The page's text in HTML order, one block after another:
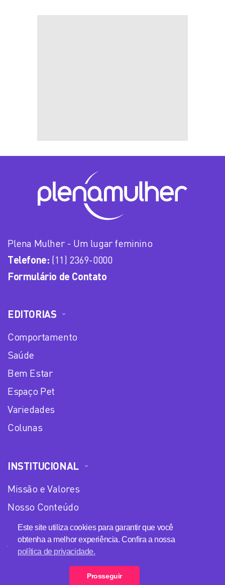
Este site utiliza cookies para garantir que você
obtenha a melhor experiência. Confira a nossa
política de privacidade.
Prosseguir
Plena Mulher - Um lugar feminino
Telefone: (11) 2369-0000
Formulário de Contato
EDITORIAS
Comportamento
Saúde
Bem Estar
Espaço Pet
Variedades
Colunas
INSTITUCIONAL
Missão e Valores
Nosso Conteúdo
Equipe
Anuncie no Plena Mulher
Loja Plena Mulher